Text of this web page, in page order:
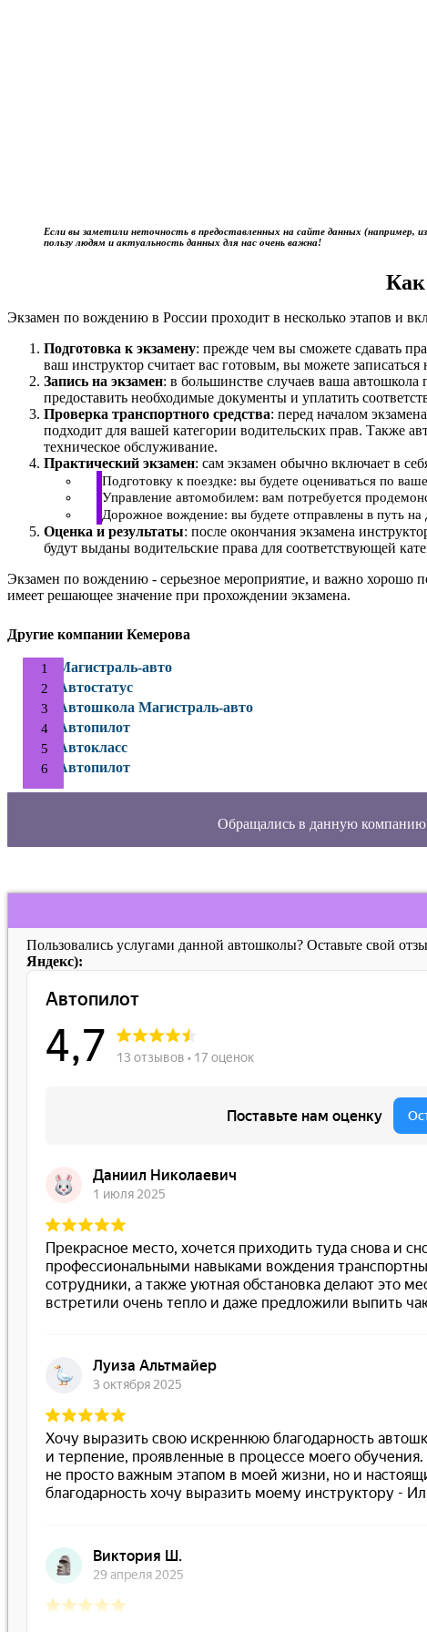
Если вы заметили неточность в предоставленных на сайте данных
пользу людям и актуальность данных для нас очень важна!
Экзамен по вождению в России проходит в несколько этапов и
Подготовка к экзамену: прежде чем вы сможете сдавать
ваш инструктор считает вас готовым, вы можете записаться
Запись на экзамен: в большинстве случаев ваша
предоставить необходимые документы и уплатить
Проверка транспортного средства: перед началом
подходит для вашей категории водительских прав. Также
техническое обслуживание.
Практический экзамен: сам экзамен обычно включает в
Подготовку к поездке: вы будете оцениваться по
Управление автомобилем: вам потребуется
Дорожное вождение: вы будете отправлены в путь
Оценка и результаты: после окончания экзамена
будут выданы водительские права для соответствующей
Экзамен по вождению - серьезное мероприятие, и важно хорошо
имеет решающее значение при прохождении экзамена.
Другие компании Кемерова
Магистраль-авто
Автостатус
Автошкола Магистраль-авто
Автопилот
Автокласс
Автопилот
Обращались в данную
Пользовались услугами данной автошколы? Оставьте свой
Яндекс):